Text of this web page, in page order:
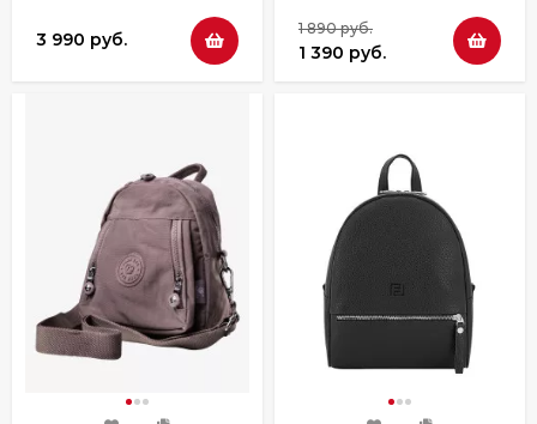
3 990 руб.
1 890 руб.
1 390 руб.